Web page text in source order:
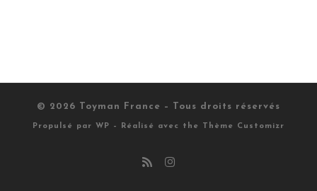
© 2026 Toyman France – Tous droits réservés
Propulsé par WP – Réalisé avec the Thème Customizr